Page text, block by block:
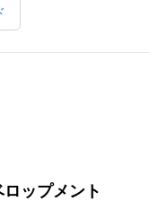
ップメント